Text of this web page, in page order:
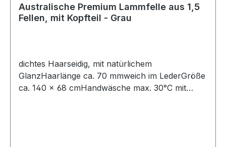
Australische Premium Lammfelle aus 1,5
Fellen, mit Kopfteil - Grau
dichtes Haarseidig, mit natürlichem
GlanzHaarlänge ca. 70 mmweich im LederGröße
ca. 140 × 68 cmHandwäsche max. 30°C mit